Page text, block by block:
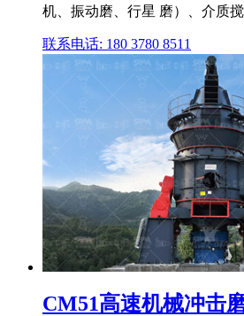
机、振动磨、行星 磨）、介质
联系电话: 180 3780 8511
CM51高速机械冲击